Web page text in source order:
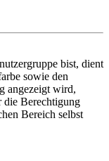
bist, dient
sowie den
angezeigt wird,
die Berechtigung
Bereich selbst